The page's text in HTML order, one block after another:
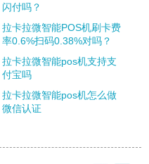
闪付吗？
拉卡拉微智能POS机刷卡费
率0.6%扫码0.38%对吗？
拉卡拉微智能pos机支持支
付宝吗
拉卡拉微智能pos机怎么做
微信认证